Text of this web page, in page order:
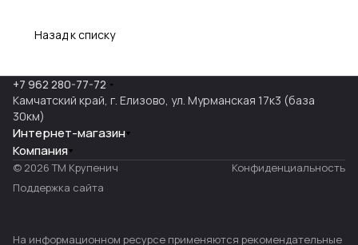
Назад к списку
+7 962 280-77-72
Камчатский край, г. Елизово, ул. Мурманская 17к3 (база
30км)
Интернет-магазин
Компания
© 2026 ТМ Крупенич
Конфиденциальность
Поддержка сайта
На информационном ресурсе применяются рекомендательные